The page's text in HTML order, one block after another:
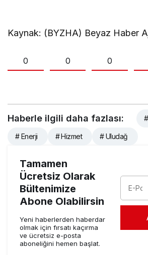
Kaynak: (BYZHA) Beyaz Haber
0 0 0
Haberle ilgili daha fazlası:
# Enerji # Hizmet # Uludağ
Tamamen
Ücretsiz Olarak
Bültenimize
Abone Olabilirsin
Yeni haberlerden haberdar
olmak için fırsatı kaçırma
ve ücretsiz e-posta
aboneliğini hemen başlat.